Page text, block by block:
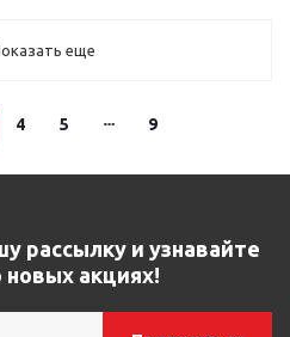
еще
4 5 9
рассылку и узнавайте
акциях!